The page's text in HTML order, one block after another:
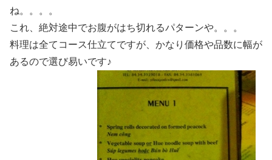
ね。。。。
これ、絶対途中でお腹がはち切れるパターンや。。。
料理は全てコース仕立てですが、かなり価格や品数に幅が
あるので選び易いです♪